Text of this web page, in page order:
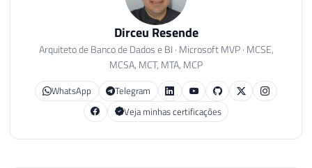
Dirceu Resende
Arquiteto de Banco de Dados e BI · Microsoft MVP · MCSE,
MCSA, MCT, MTA, MCP
WhatsApp
Telegram
Veja minhas certificações